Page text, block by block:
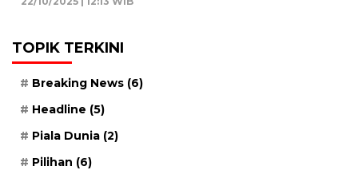
TOPIK TERKINI
Breaking News (6)
Headline (5)
Piala Dunia (2)
Pilihan (6)